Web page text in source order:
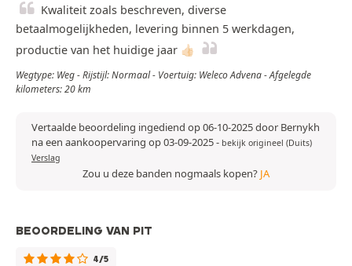
Kwaliteit zoals beschreven, diverse
betaalmogelijkheden, levering binnen 5 werkdagen,
productie van het huidige jaar 👍🏻
Wegtype: Weg - Rijstijl: Normaal - Voertuig: Weleco Advena - Afgelegde
kilometers: 20 km
Vertaalde beoordeling ingediend op 06-10-2025 door Bernykh
na een aankoopervaring op 03-09-2025- bekijk origineel (Duits)
Verslag
Zou u deze banden nogmaals kopen? JA
BEOORDELING VAN PIT
4/5